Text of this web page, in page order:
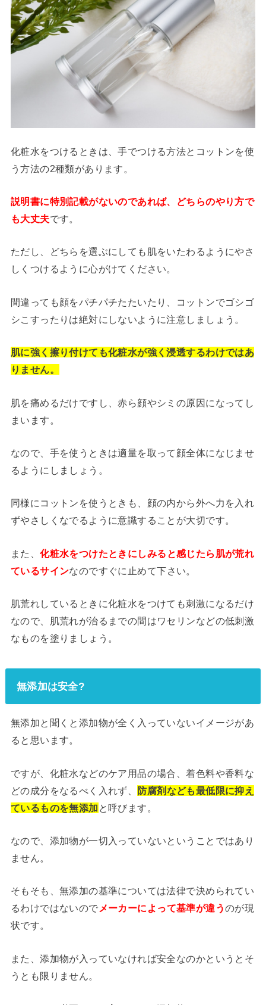
化粧水をつけるときは、手でつける方法とコットンを使
う方法の2種類があります。
説明書に特別記載がないのであれば、どちらのやり方で
も大丈夫です。
ただし、どちらを選ぶにしても肌をいたわるようにやさ
しくつけるように心がけてください。
間違っても顔をパチパチたたいたり、コットンでゴシゴ
シこすったりは絶対にしないように注意しましょう。
肌に強く擦り付けても化粧水が強く浸透するわけではあ
りません。
肌を痛めるだけですし、赤ら顔やシミの原因になってし
まいます。
なので、手を使うときは適量を取って顔全体になじませ
るようにしましょう。
同様にコットンを使うときも、顔の内から外へ力を入れ
ずやさしくなでるように意識することが大切です。
また、化粧水をつけたときにしみると感じたら肌が荒れ
ているサインなのですぐに止めて下さい。
肌荒れしているときに化粧水をつけても刺激になるだけ
なので、肌荒れが治るまでの間はワセリンなどの低刺激
なものを塗りましょう。
無添加は安全?
無添加と聞くと添加物が全く入っていないイメージがあ
ると思います。
ですが、化粧水などのケア用品の場合、着色料や香料な
どの成分をなるべく入れず、 防腐剤なども最低限に抑え
ているものを無添加 と呼びます。
なので、添加物が一切入っていないということではあり
ません。
そもそも、無添加の基準については法律で決められてい
るわけではないので メーカーによって基準が違うのが現
状です。
また、添加物が入っていなければ安全なのかというとそ
うとも限りません。